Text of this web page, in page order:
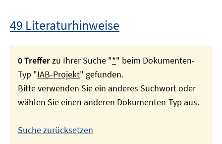
49 Literaturhinweise
0 Trefferzu Ihrer Suche "*" beim Dokumenten-
Typ "IAB-Projekt" gefunden.
Bitte verwenden Sie ein anderes Suchwort oder
wählen Sie einen anderen Dokumenten-Typ aus.
Suche zurücksetzen